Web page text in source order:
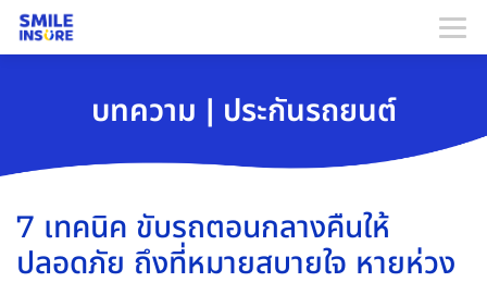
บทความ | ประกันรถยนต์
7 เทคนิค ขับรถตอนกลางคืนให้
ปลอดภัย ถึงที่หมายสบายใจ หายห่วง